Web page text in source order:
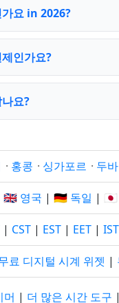
요 in 2026?
인가요?
요?
· 홍콩 · 싱가포르 · 두
🇬🇧 영국 | 🇩🇪 독일 |
| CST | EST | EET | IST
료 디지털 시계 위젯 |
머 | 더 많은 시간 도구 |